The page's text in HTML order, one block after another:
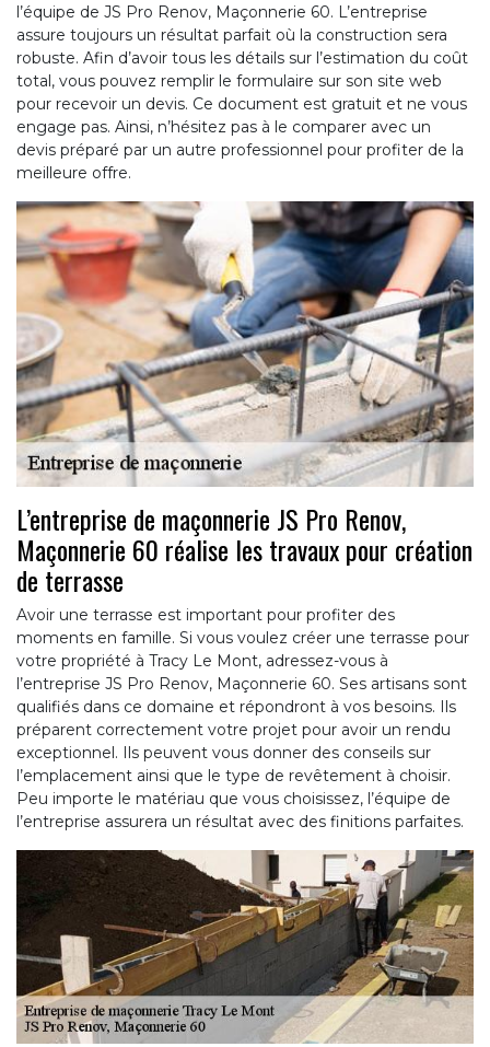
l’équipe de JS Pro Renov, Maçonnerie 60. L’entreprise
assure toujours un résultat parfait où la construction sera
robuste. Afin d’avoir tous les détails sur l’estimation du coût
total, vous pouvez remplir le formulaire sur son site web
pour recevoir un devis. Ce document est gratuit et ne vous
engage pas. Ainsi, n’hésitez pas à le comparer avec un
devis préparé par un autre professionnel pour profiter de la
meilleure offre.
L’entreprise de maçonnerie JS Pro Renov,
Maçonnerie 60 réalise les travaux pour création
de terrasse
Avoir une terrasse est important pour profiter des
moments en famille. Si vous voulez créer une terrasse pour
votre propriété à Tracy Le Mont, adressez-vous à
l’entreprise JS Pro Renov, Maçonnerie 60. Ses artisans sont
qualifiés dans ce domaine et répondront à vos besoins. Ils
préparent correctement votre projet pour avoir un rendu
exceptionnel. Ils peuvent vous donner des conseils sur
l’emplacement ainsi que le type de revêtement à choisir.
Peu importe le matériau que vous choisissez, l’équipe de
l’entreprise assurera un résultat avec des finitions parfaites.